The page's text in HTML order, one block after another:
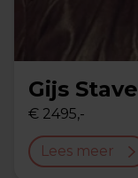
Gijs
€ 2495,-
Lees meer